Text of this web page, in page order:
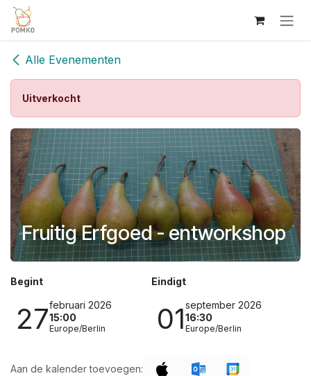
Overslaan naar inhoud
Alle Evenementen
Uitverkocht
Fruitig Erfgoed - entworkshop
Begint
27februari 2026
15:00
Europe/Berlin
Eindigt
01september 2026
16:30
Europe/Berlin
Aan de kalender toevoegen: